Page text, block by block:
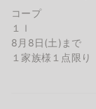
コープ
１ｌ
8月8日(土)まで
１家族様１点限り